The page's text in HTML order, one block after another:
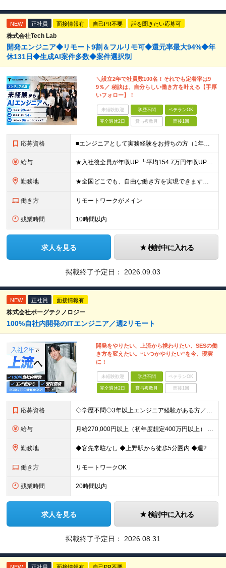
NEW 正社員 面接情報有 自己PR不要 話を聞きたい応募可
株式会社Tech Lab
開発エンジニア◆リモート9割＆フルリモ可◆還元率最大94%◆年
休131日◆生成AI案件多数◆案件選択制
＼設立2年で社員数100名！それでも定着率は9
9％／ 秘訣は、自分らしい働き方を叶える【手厚
いフォロー】！
未経験歓迎 学歴不問 ベテランOK
完全週休2日 賞与複数月 面接1回
応募資格 ■エンジニアとして実務経験をお持ちの方（1年以上） ■学歴不問 ■既卒・第二新卒OK ☆Tech Labの事業内容、ビジョンに共感できる⽅はぜひご応募ください！ ☆意欲重視の採用です！ 「経歴に自信
給与 ★入社後全員が年収UP ┗平均154.7万円年収UP！ ┗最大380万円UPの実績も 月給35万円～100万円＋決算賞与＋各種手当 【 給与イメージ 】 ■経験1年以上…月給35万円～＋決算賞与
勤務地 ★全国どこでも、自由な働き方を実現できます！ 全国のプロジェクト先やフルリモート環境での勤務も可能です。 ＼自由度の高い働き方、叶えます／ ・フルリモートで働きたい ・ハイブリットに働きたい ・家庭
働き方 リモートワークがメイン
残業時間 10時間以内
求人を見る 検討中に入れる
掲載終了予定日： 2026.09.03
NEW 正社員 面接情報有
株式会社ボーグテクノロジー
100%自社内開発のITエンジニア／週2リモート
開発をやりたい、上流から携わりたい、SESの働
き方を変えたい。“いつかやりたい”を今、現実
に！
未経験歓迎 学歴不問 ベテランOK
完全週休2日 賞与複数月 面接1回
応募資格 ◇学歴不問◇3年以上エンジニア経験がある方／人柄重視の採用です 必須条件―MUST― ■3年以上エンジニア経験がある方 ■C#、Java、Node.js、VB.NETを使った実務経験がある方 《
給与 月給270,000円以上（初年度想定400万円以上） ※ご経験やスキル、前職給等を考慮して給与額を決定します。 ※試用期間は3ヶ月間となります。期間中の待遇に変更はありません。 ★社員の昇給率はほ
勤務地 ◆客先常駐なし ◆上野駅から徒歩5分圏内 ◆週2回のリモートワーク実施中 ◆転勤なし 上野の各オフィスでの勤務となります。 ￣￣￣￣￣￣￣￣￣￣￣￣￣￣￣￣￣ ＜本社＞ 東京都台東区上野7-2-8
働き方 リモートワークOK
残業時間 20時間以内
求人を見る 検討中に入れる
掲載終了予定日： 2026.08.31